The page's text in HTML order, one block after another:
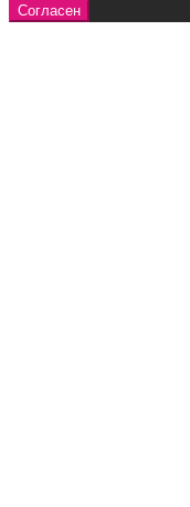
Согласен